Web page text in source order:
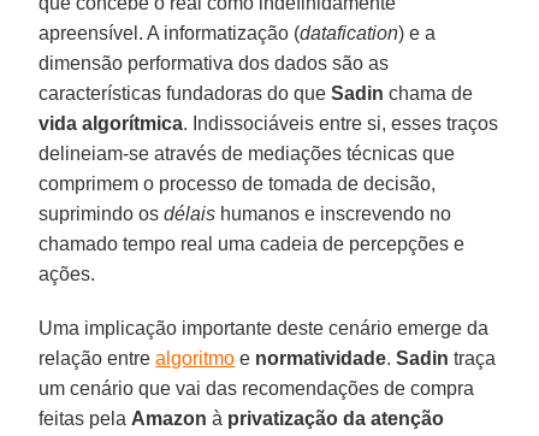
apreensível. A informatização (datafication) e a
dimensão performativa dos dados são as
características fundadoras do queSadin chama de
vida algorítmica. Indissociáveis entre si, esses traços
delineiam-se através de mediações técnicas que
comprimem o processo de tomada de decisão,
suprimindo osdélais humanos e inscrevendo no
chamado tempo real uma cadeia de percepções e
ações.
Uma implicação importante deste cenário emerge da
relação entrealgoritmo e normatividade.Sadin traça
um cenário que vai das recomendações de compra
feitas pela Amazon à privatização da atenção